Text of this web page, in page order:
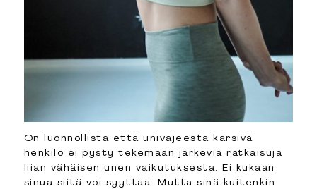
On luonnollista että univajeesta kärsivä
henkilö ei pysty tekemään järkeviä ratkaisuja
liian vähäisen unen vaikutuksesta. Ei kukaan
sinua siitä voi syyttää. Mutta sinä kuitenkin